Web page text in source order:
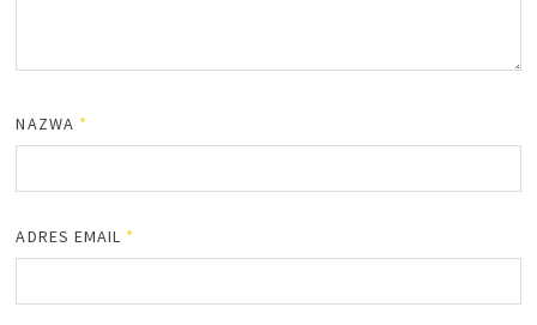
NAZWA *
ADRES EMAIL *